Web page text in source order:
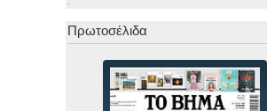
Πρωτοσέλιδα